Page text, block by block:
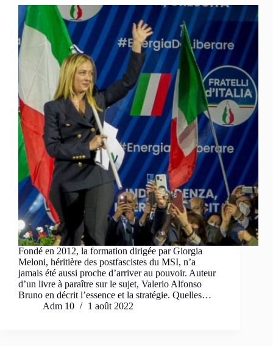
Fondé en 2012, la formation dirigée par Giorgia
Meloni, héritière des postfascistes du MSI, n’a
jamais été aussi proche d’arriver au pouvoir. Auteur
d’un livre à paraître sur le sujet, Valerio Alfonso
Bruno en décrit l’essence et la stratégie. Quelles…
Adm 10
1 août 2022